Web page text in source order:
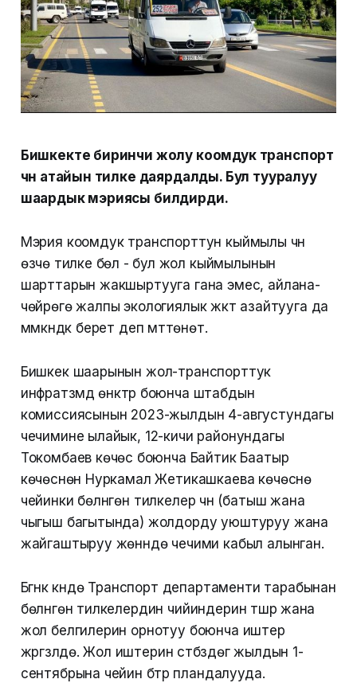
Бишкекте биринчи жолу коомдук транспорт
үчүн атайын тилке даярдалды. Бул тууралуу
шаардык мэриясы билдирди.
Мэрия коомдук транспорттун кыймылы үчүн
өзүчө тилке бөлүү - бул жол кыймылынын
шарттарын жакшыртууга гана эмес, айлана-
чөйрөгө жалпы экологиялык жүктү азайтууга да
мүмкүндүк берет деп үмүттөнөт.
Бишкек шаарынын жол-транспорттук
инфратүзүмдү өнүктүрүү боюнча штабдын
комиссиясынын 2023-жылдын 4-августундагы
чечимине ылайык, 12-кичи районундагы
Токомбаев көчөсү боюнча Байтик Баатыр
көчөсүнөн Нуркамал Жетикашкаева көчөсүнө
чейинки бөлүнгөн тилкелер үчүн (батыш жана
чыгыш багытында) жолдорду уюштуруу жана
жайгаштыруу жөнүндө чечими кабыл алынган.
Бүгүнкү күндө Транспорт департаменти тарабынан
бөлүнгөн тилкелердин чийиндерин түшүрүү жана
жол белгилерин орнотуу боюнча иштер
жүргүзүлүүдө. Жол иштерин үстүбүздөгү жылдын 1-
сентябрына чейин бүтүрүү пландалууда.